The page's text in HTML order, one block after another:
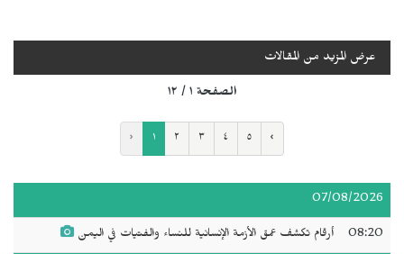
عرض المزيد من المقالات
الصفحة ١ / ١٢
‹ ١ ٢ ٣ ٤ ٥ ›
07/08/2026
08:20 أرقام تكشف عمق الأزمة الإنسانية للنساء والفتيات في اليمن